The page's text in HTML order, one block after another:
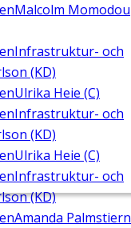
Malcolm Momodou
Infrastruktur- och
(KD)
Ulrika Heie (C)
Infrastruktur- och
(KD)
Ulrika Heie (C)
Infrastruktur- och
(KD)
Amanda